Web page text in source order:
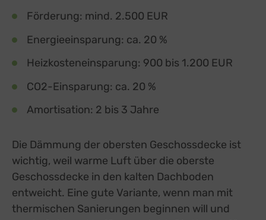
Förderung: mind. 2.500 EUR
Energieeinsparung: ca. 20 %
Heizkosteneinsparung: 900 bis 1.200 EUR
CO2-Einsparung: ca. 20 %
Amortisation: 2 bis 3 Jahre
Die Dämmung der obersten Geschossdecke ist
wichtig, weil warme Luft über die oberste
Geschossdecke in den kalten Dachboden
entweicht. Eine gute Variante, wenn man mit
thermischen Sanierungen beginnen will und